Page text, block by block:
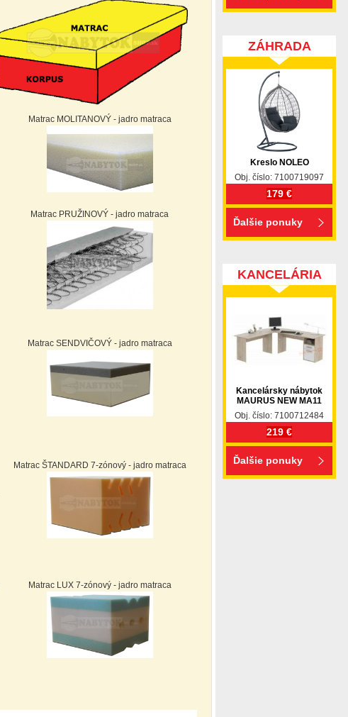
Matrac MOLITANOVÝ - jadro matraca
Matrac PRUŽINOVÝ - jadro matraca
Matrac SENDVIČOVÝ - jadro matraca
Matrac ŠTANDARD 7-zónový - jadro matraca
Matrac LUX 7-zónový - jadro matraca
ZÁHRADA
Kreslo NOLEO
Obj. číslo: 7100719097
179 €
Ďalšie ponuky
KANCELÁRIA
Kancelársky nábytok
MAURUS NEW MA11
Obj. číslo: 7100712484
219 €
Ďalšie ponuky